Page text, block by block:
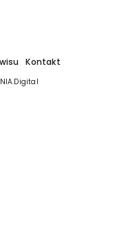
Kontakt